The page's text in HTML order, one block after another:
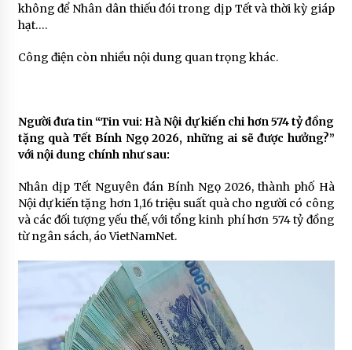
không để Nhân dân thiếu đói trong dịp Tết và thời kỳ giáp
hạt….
Công điện còn nhiều nội dung quan trọng khác.
Người đưa tin “Tin vui: Hà Nội dự kiến chi hơn 574 tỷ đồng
tặng quà Tết Bính Ngọ 2026, những ai sẽ được hưởng?”
với nội dung chính như sau:
Nhân dịp Tết Nguyên đán Bính Ngọ 2026, thành phố Hà
Nội dự kiến tặng hơn 1,16 triệu suất quà cho người có công
và các đối tượng yếu thế, với tổng kinh phí hơn 574 tỷ đồng
từ ngân sách, áo VietNamNet.